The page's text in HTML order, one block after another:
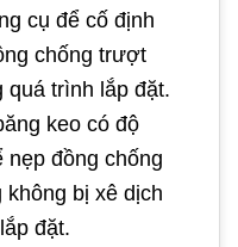
cụ để cố định
chống trượt
quá trình lắp đặt.
keo có độ
nẹp đồng chống
bị xê dịch
đặt.